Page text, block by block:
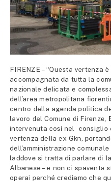
FIRENZE – “Questa vertenza
accompagnata da tutta la
nazionale delicata e
dell’area metropolitana
centro della agenda politica
lavoro del Comune di Firenze,
intervenuta così nel consiglio
vertenza della ex Gkn,
dell’amministrazione
laddove si tratta di parlare di
Albanese – e non ci spaventa
operai perché crediamo che